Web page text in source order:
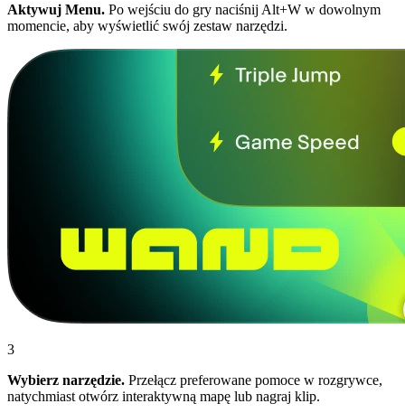
Aktywuj Menu. Po wejściu do gry naciśnij Alt+W w dowolnym
momencie, aby wyświetlić swój zestaw narzędzi.
3
Wybierz narzędzie. Przełącz preferowane pomoce w rozgrywce,
natychmiast otwórz interaktywną mapę lub nagraj klip.